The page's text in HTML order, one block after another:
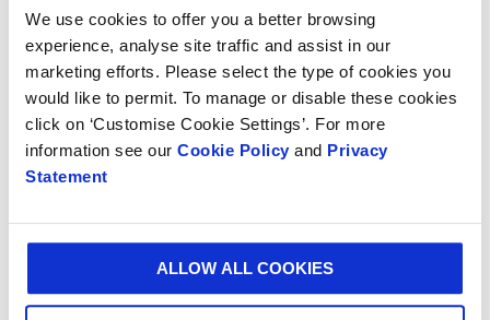
We use cookies to offer you a better browsing
experience, analyse site traffic and assist in our
marketing efforts. Please select the type of cookies you
would like to permit. To manage or disable these cookies
click on ‘Customise Cookie Settings’. For more
information see our Cookie Policy and Privacy
Statement
ALLOW ALL COOKIES
“Na KHS, assumimos um papel pioneiro quando se
trata de sustentabilidade e o produto TopClip ilustra
uma alternativa adicional, quando se trata de fornecer
soluções de embalagens sustentáveis para varejistas
e marcas.
“Otimizar os sistemas de embalagem e, assim,
principais áreas de especialização da KHS. TopClip é
mais uma virada de jogo para a indústria de bebidas e,
oferecer aos nossos clientes uma solução holística de